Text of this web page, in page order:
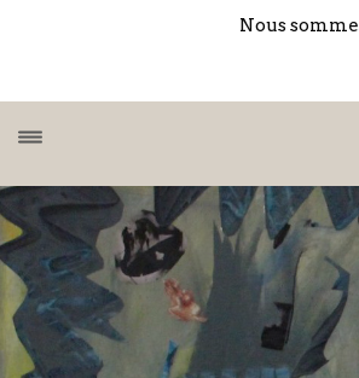
Nous